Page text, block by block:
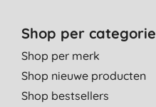
Shop per categorie
Shop per merk
Shop nieuwe producten
Shop bestsellers